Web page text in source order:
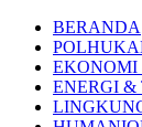
BERANDA
EKONOMI
ENERGI